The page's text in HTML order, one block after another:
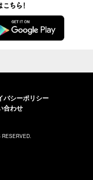
バシーポリシー
合わせ